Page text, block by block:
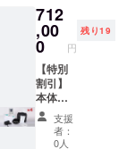
リー
4（水素
マド
ラー）
×2
1（水素
吸引
チュー
ブ）×3
・ゲス
ト用ア
クセサ
リー
2（水素
イヤホ
712
,00
0 円
残り19
【特別
割引】
本体フ
ルセッ
ト×4
53%OF
支援
者：
0人